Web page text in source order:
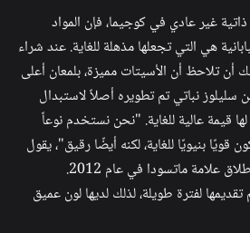
غير عادي في كوجيما، فإن المواد
هي التي تجعلها مذهلة للغاية. عند شراء
أن تلاحظ أن الأسيتات مميزة، بلمعان أعلى
سليلوز نباتي تم تطويره أصلاً لاستبدال
قيمة عالية للغاية. "نحن نستخدم نوعاً
بنيويًا للغاية، لكنه أيضًا رقيق"، يقول
جيمس كيسغن، الذي أعاد إطلاق علامة ماتسودا في عام 2012.
تقديمها لفترة طويلة، لذلك لديها لون عميق